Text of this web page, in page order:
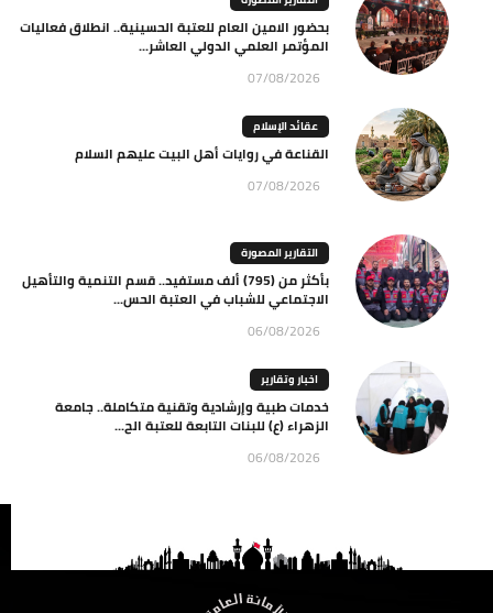
بحضور الامين العام للعتبة الحسينية.. انطلاق فعاليات
المؤتمر العلمي الدولي العاشر...
07/08/2026
عقائد الإسلام
القناعة في روايات أهل البيت عليهم السلام
07/08/2026
التقارير المصورة
بأكثر من (795) ألف مستفيد.. قسم التنمية والتأهيل
الاجتماعي للشباب في العتبة الحس...
06/08/2026
اخبار وتقارير
خدمات طبية وإرشادية وتقنية متكاملة.. جامعة
الزهراء (ع) للبنات التابعة للعتبة الح...
06/08/2026